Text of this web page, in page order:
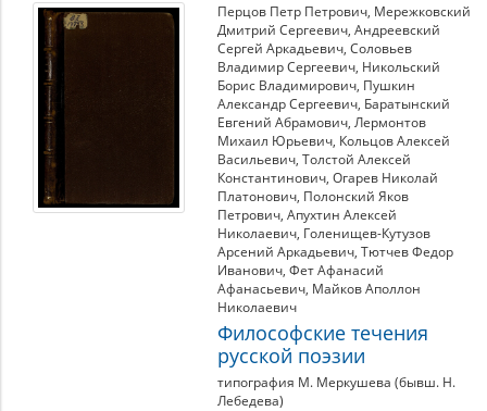
Перцов Петр Петрович, Мережковский
Дмитрий Сергеевич, Андреевский
Сергей Аркадьевич, Соловьев
Владимир Сергеевич, Никольский
Борис Владимирович, Пушкин
Александр Сергеевич, Баратынский
Евгений Абрамович, Лермонтов
Михаил Юрьевич, Кольцов Алексей
Васильевич, Толстой Алексей
Константинович, Огарев Николай
Платонович, Полонский Яков
Петрович, Апухтин Алексей
Николаевич, Голенищев-Кутузов
Арсений Аркадьевич, Тютчев Федор
Иванович, Фет Афанасий
Афанасьевич, Майков Аполлон
Николаевич
Философские течения
русской поэзии
типография М. Меркушева (бывш. Н.
Лебедева)